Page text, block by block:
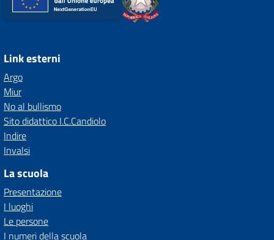
Link esterni
Argo
Miur
No al bullismo
Sito didattico I.C.Candiolo
Indire
Invalsi
La scuola
Presentazione
I luoghi
Le persone
I numeri della scuola